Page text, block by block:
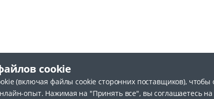
cookie
(включая файлы cookie сторонних поставщиков), чтобы
опыт. Нажимая на "Принять все", вы соглашаетесь